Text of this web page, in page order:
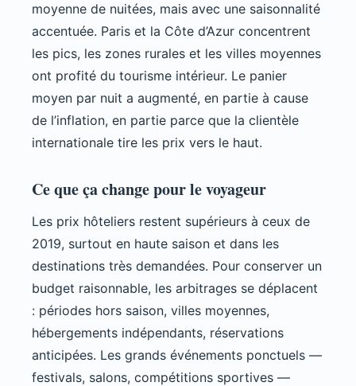
moyenne de nuitées, mais avec une saisonnalité
accentuée. Paris et la Côte d’Azur concentrent
les pics, les zones rurales et les villes moyennes
ont profité du tourisme intérieur. Le panier
moyen par nuit a augmenté, en partie à cause
de l’inflation, en partie parce que la clientèle
internationale tire les prix vers le haut.
Ce que ça change pour le voyageur
Les prix hôteliers restent supérieurs à ceux de
2019, surtout en haute saison et dans les
destinations très demandées. Pour conserver un
budget raisonnable, les arbitrages se déplacent
: périodes hors saison, villes moyennes,
hébergements indépendants, réservations
anticipées. Les grands événements ponctuels —
festivals, salons, compétitions sportives —